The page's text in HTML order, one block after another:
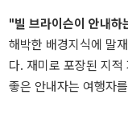
"빌 브라이슨이 안내하
해박한 배경지식에 말
다. 재미로 포장된 지
좋은 안내자는 여행자